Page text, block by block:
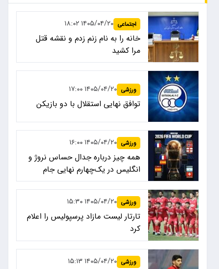
اجتماعی ۱۴۰۵/۰۴/۲۰ ۱۸:۰۲
خانه را به نام زنم زدم و نقشه قتل
مرا کشید
ورزشی ۱۴۰۵/۰۴/۲۰ ۱۷:۰۰
توافق نهایی استقلال با دو بازیکن
ورزشی ۱۴۰۵/۰۴/۲۰ ۱۶:۰۰
همه چیز درباره جدال حساس نروژ و
انگلیس در یک‌چهارم نهایی جام
جهانی ۲۰۲۶
ورزشی ۱۴۰۵/۰۴/۲۰ ۱۵:۳۰
تارتار لیست مازاد پرسپولیس را اعلام
کرد
ورزشی ۱۴۰۵/۰۴/۲۰ ۱۵:۱۳